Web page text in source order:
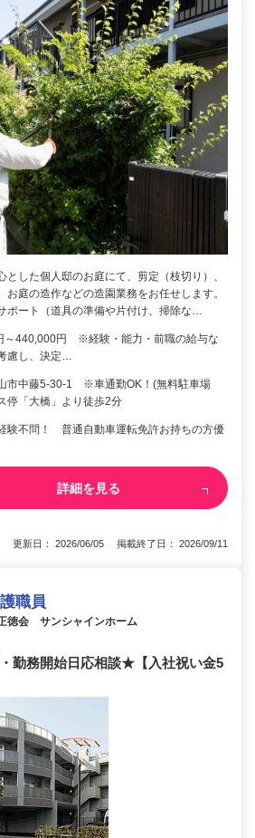
とした個人邸のお庭にて、剪定（枝切り）、
お庭の造作などの造園業務をお任せします。
ポート（道具の準備や片付け、掃除な…
～440,000円 ※経験・能力・前職の給与な
慮し、決定…
市中藤5-30-1 ※車通勤OK！(無料駐車場
停「大橋」より徒歩2分
験不問！ 普通自動車運転免許お持ちの方優
詳細を見る
更新日： 2026/06/05 掲載終了日： 2026/09/11
職員
徳会 サンシャインホーム
勤務開始日応相談★【入社祝い金5